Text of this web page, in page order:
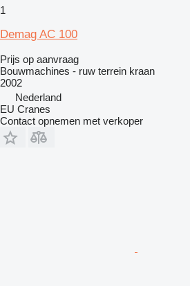
1
Demag AC 100
Prijs op aanvraag
Bouwmachines - ruw terrein kraan
2002
Nederland
EU Cranes
Contact opnemen met verkoper